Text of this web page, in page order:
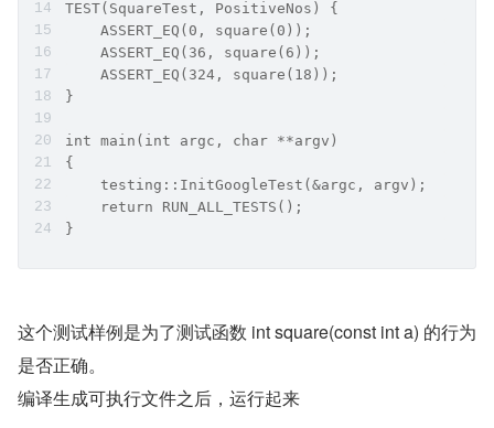
TEST(SquareTest, PositiveNos) {
    ASSERT_EQ(0, square(0));
    ASSERT_EQ(36, square(6));
    ASSERT_EQ(324, square(18));
}
int main(int argc, char **argv)
{
    testing::InitGoogleTest(&argc, argv);
    return RUN_ALL_TESTS();
}
这个测试样例是为了测试函数 int square(const int a) 的行为
是否正确。
编译生成可执行文件之后，运行起来